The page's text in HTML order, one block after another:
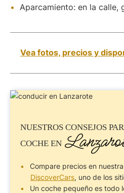
Aparcamiento: en la calle,
Vea fotos, precios y
NUESTROS CONSEJOS
COCHE EN
Compare precios en
DiscoverCars, uno de los
Un coche pequeño es todo